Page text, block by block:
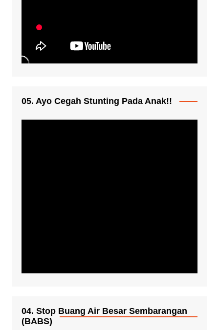
05. Ayo Cegah Stunting Pada Anak!!
04. Stop Buang Air Besar Sembarangan
(BABS)